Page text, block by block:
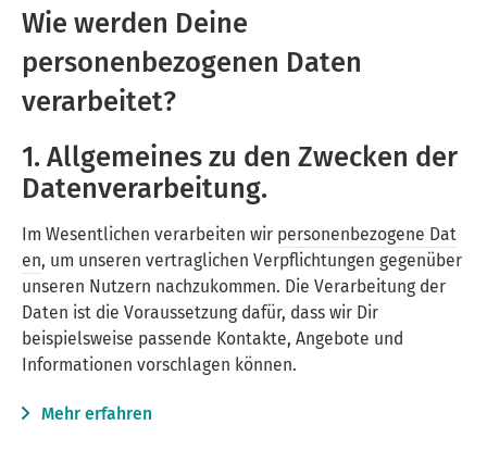
Wie werden Deine
personenbezogenen Daten
verarbeitet?
1. Allgemeines zu den Zwecken der
Datenverarbeitung.
Im Wesentlichen verarbeiten wir personenbezogene Dat
en, um unseren vertraglichen Verpflichtungen gegenüber
unseren Nutzern nachzukommen. Die Verarbeitung der
Daten ist die Voraussetzung dafür, dass wir Dir
beispielsweise passende Kontakte, Angebote und
Informationen vorschlagen können.
Mehr erfahren